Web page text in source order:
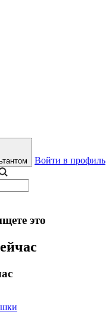
Войти в профиль
это